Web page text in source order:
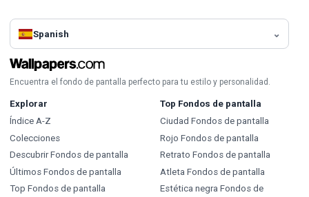
Spanish
Encuentra el fondo de pantalla perfecto para tu estilo y personalidad.
Explorar
Índice A-Z
Colecciones
Descubrir Fondos de pantalla
Últimos Fondos de pantalla
Top Fondos de pantalla
Top Fondos de pantalla
Ciudad Fondos de pantalla
Rojo Fondos de pantalla
Retrato Fondos de pantalla
Atleta Fondos de pantalla
Estética negra Fondos de